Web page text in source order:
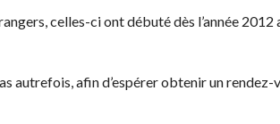
celles-ci ont débuté dès l’année 2012
autrefois, afin d’espérer obtenir un